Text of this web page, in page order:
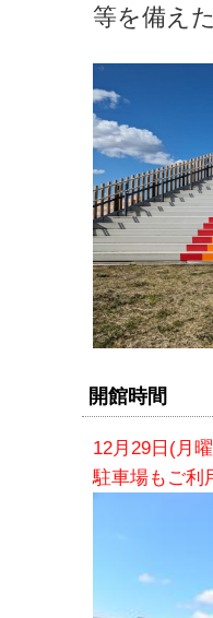
等を備え
開館時間
12月29日(月
駐車場もご利